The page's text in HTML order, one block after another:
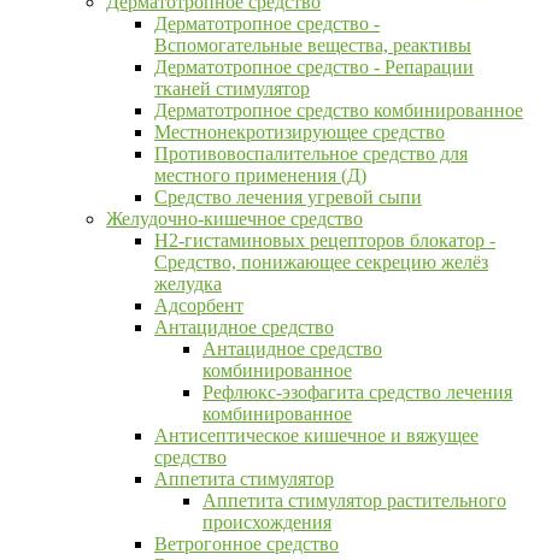
Дерматотропное средство -
Вспомогательные вещества, реактивы
Дерматотропное средство - Репарации
тканей стимулятор
Дерматотропное средство комбинированное
Местнонекротизирующее средство
Противовоспалительное средство для
местного применения (Д)
Средство лечения угревой сыпи
Желудочно-кишечное средство
H2-гистаминовых рецепторов блокатор -
Средство, понижающее секрецию желёз
желудка
Адсорбент
Антацидное средство
Антацидное средство
комбинированное
Рефлюкс-эзофагита средство лечения
комбинированное
Антисептическое кишечное и вяжущее
средство
Аппетита стимулятор
Аппетита стимулятор растительного
происхождения
Ветрогонное средство